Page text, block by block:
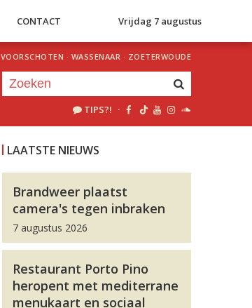
CONTACT Vrijdag 7 augustus
VOORSCHOTEN · WASSENAAR · ZOETERWOUDE
TIPS?! ·
LAATSTE NIEUWS
Brandweer plaatst
camera's tegen inbraken
7 augustus 2026
Restaurant Porto Pino
heropent met mediterrane
menukaart en sociaal